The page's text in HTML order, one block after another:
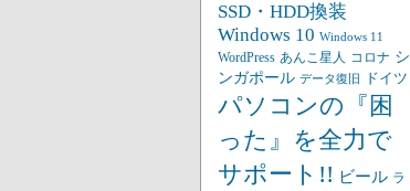
SSD・HDD換装
Windows 10 Windows 11
WordPress あんこ星人 コロナ シ
ンガポール データ復旧 ドイツ
パソコンの『困
った』を全力で
サポート!! ビール ラ